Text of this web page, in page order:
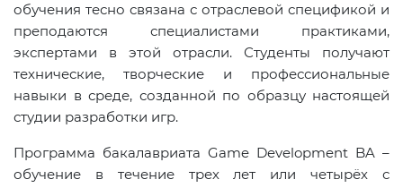
обучения тесно связана с отраслевой спецификой и
преподаются специалистами практиками,
экспертами в этой отрасли. Студенты получают
технические, творческие и профессиональные
навыки в среде, созданной по образцу настоящей
студии разработки игр.
Программа бакалавриата Game Development BA –
обучение в течение трех лет или четырёх с